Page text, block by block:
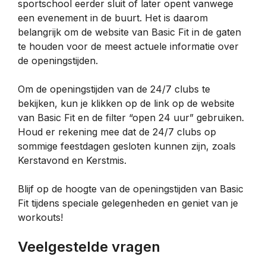
sportschool eerder sluit of later opent vanwege
een evenement in de buurt. Het is daarom
belangrijk om de website van Basic Fit in de gaten
te houden voor de meest actuele informatie over
de openingstijden.
Om de openingstijden van de 24/7 clubs te
bekijken, kun je klikken op de link op de website
van Basic Fit en de filter “open 24 uur” gebruiken.
Houd er rekening mee dat de 24/7 clubs op
sommige feestdagen gesloten kunnen zijn, zoals
Kerstavond en Kerstmis.
Blijf op de hoogte van de openingstijden van Basic
Fit tijdens speciale gelegenheden en geniet van je
workouts!
Veelgestelde vragen